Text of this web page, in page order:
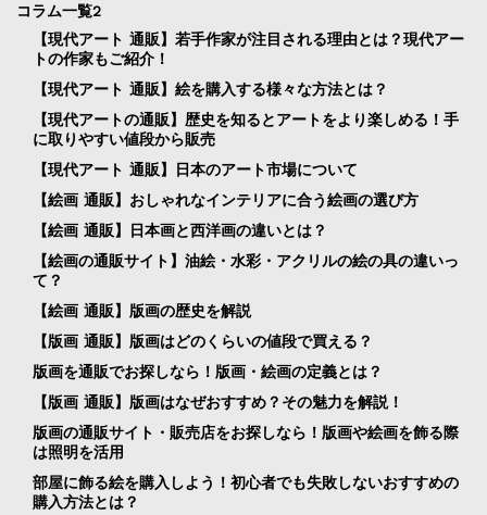
コラム一覧2
【現代アート 通販】若手作家が注目される理由とは？現代アー
トの作家もご紹介！
【現代アート 通販】絵を購入する様々な方法とは？
【現代アートの通販】歴史を知るとアートをより楽しめる！手
に取りやすい値段から販売
【現代アート 通販】日本のアート市場について
【絵画 通販】おしゃれなインテリアに合う絵画の選び方
【絵画 通販】日本画と西洋画の違いとは？
【絵画の通販サイト】油絵・水彩・アクリルの絵の具の違いっ
て？
【絵画 通販】版画の歴史を解説
【版画 通販】版画はどのくらいの値段で買える？
版画を通販でお探しなら！版画・絵画の定義とは？
【版画 通販】版画はなぜおすすめ？その魅力を解説！
版画の通販サイト・販売店をお探しなら！版画や絵画を飾る際
は照明を活用
部屋に飾る絵を購入しよう！初心者でも失敗しないおすすめの
購入方法とは？